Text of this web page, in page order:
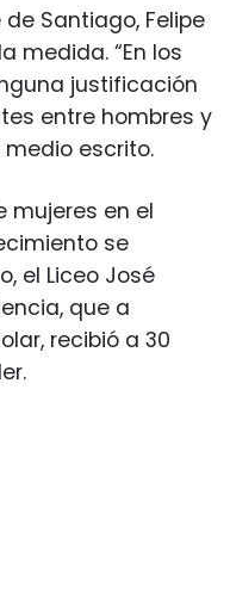
Santiago, Felipe
medida. “En los
justificación
entre hombres y
medio escrito.
mujeres en el
se
el Liceo José
que a
recibió a 30